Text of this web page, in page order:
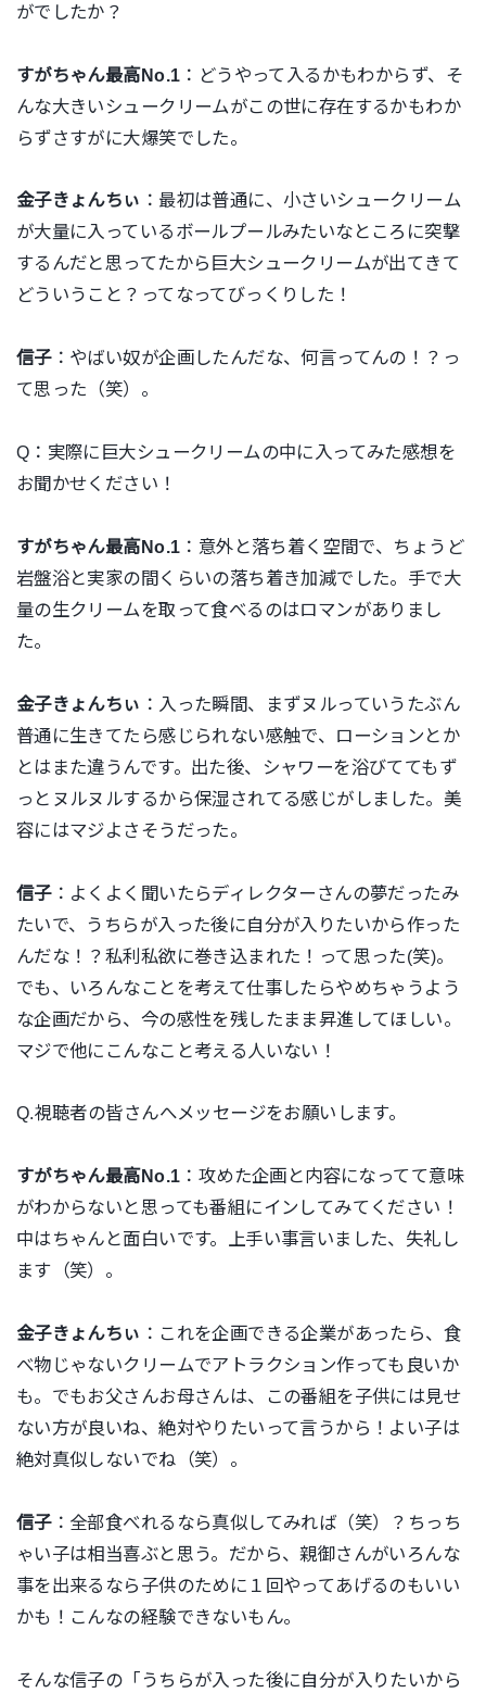
がでしたか？
すがちゃん最高No.1 ：どうやって入るかもわからず、そ
んな大きいシュークリームがこの世に存在するかもわか
らずさすがに大爆笑でした。
金子きょんちぃ ：最初は普通に、小さいシュークリーム
が大量に入っているボールプールみたいなところに突撃
するんだと思ってたから巨大シュークリームが出てきて
どういうこと？ってなってびっくりした！
信子：やばい奴が企画したんだな、何言ってんの！？っ
て思った（笑）。
Q：実際に巨大シュークリームの中に入ってみた感想を
お聞かせください！
すがちゃん最高No.1 ：意外と落ち着く空間で、ちょうど
岩盤浴と実家の間くらいの落ち着き加減でした。手で大
量の生クリームを取って食べるのはロマンがありまし
た。
金子きょんちぃ ：入った瞬間、まずヌルっていうたぶん
普通に生きてたら感じられない感触で、ローションとか
とはまた違うんです。出た後、シャワーを浴びててもず
っとヌルヌルするから保湿されてる感じがしました。美
容にはマジよさそうだった。
信子：よくよく聞いたらディレクターさんの夢だったみ
たいで、うちらが入った後に自分が入りたいから作った
んだな！？私利私欲に巻き込まれた！って思った(笑)。
でも、いろんなことを考えて仕事したらやめちゃうよう
な企画だから、今の感性を残したまま昇進してほしい。
マジで他にこんなこと考える人いない！
Q.視聴者の皆さんへメッセージをお願いします。
すがちゃん最高No.1 ：攻めた企画と内容になってて意味
がわからないと思っても番組にインしてみてください！
中はちゃんと面白いです。上手い事言いました、失礼し
ます（笑）。
金子きょんちぃ ：これを企画できる企業があったら、食
べ物じゃないクリームでアトラクション作っても良いか
も。でもお父さんお母さんは、この番組を子供には見せ
ない方が良いね、絶対やりたいって言うから！よい子は
絶対真似しないでね（笑）。
信子：全部食べれるなら真似してみれば（笑）？ちっち
ゃい子は相当喜ぶと思う。だから、親御さんがいろんな
事を出来るなら子供のために１回やってあげるのもいい
かも！こんなの経験できないもん。
そんな信子の「うちらが入った後に自分が入りたいから